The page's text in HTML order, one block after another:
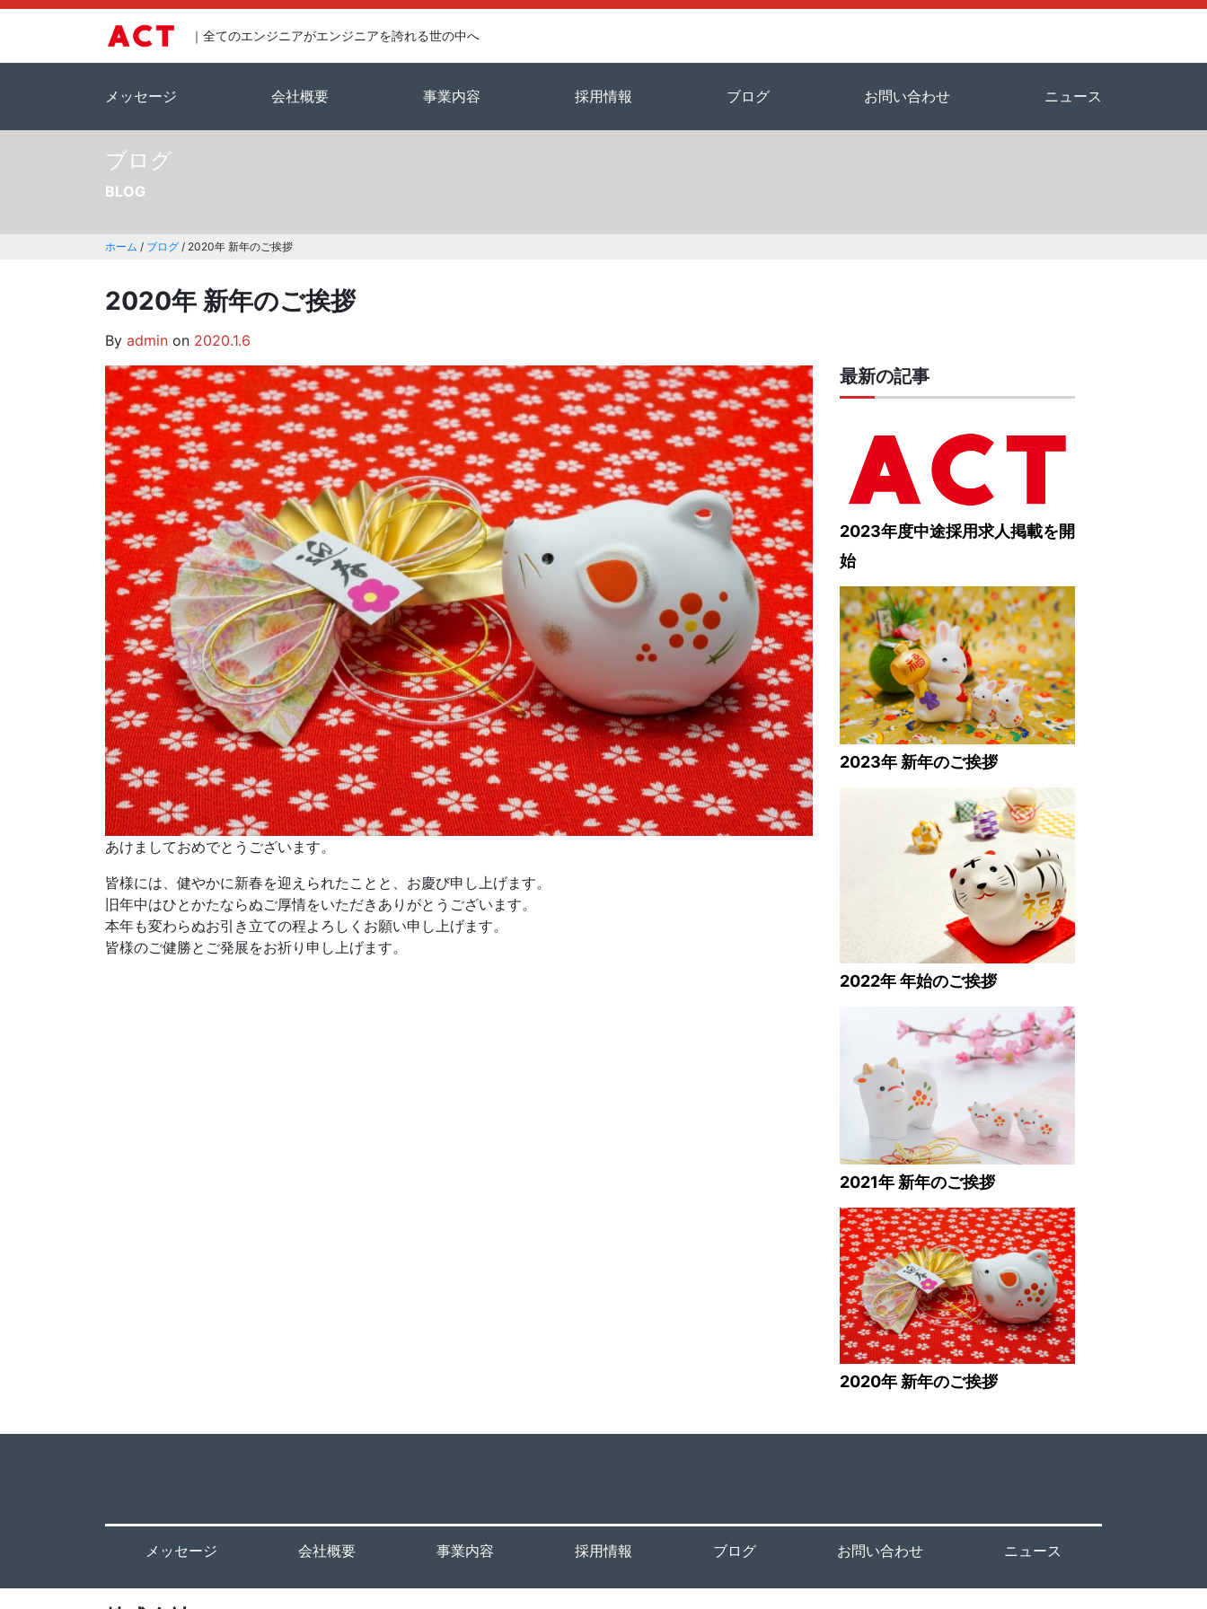
｜全てのエンジニアがエンジニアを誇れる世の中へ
メッセージ 会社概要 事業内容 採用情報 ブログ お問い合わせ ニュース
ブログ
BLOG
ホーム / ブログ / 2020年 新年のご挨拶
2020年 新年のご挨拶
By admin on 2020.1.6
あけましておめでとうございます。
皆様には、健やかに新春を迎えられたことと、お慶び申し上げます。
旧年中はひとかたならぬご厚情をいただきありがとうございます。
本年も変わらぬお引き立ての程よろしくお願い申し上げます。
皆様のご健勝とご発展をお祈り申し上げます。
最新の記事
2023年度中途採用求人掲載を開
始
2023年 新年のご挨拶
2022年 年始のご挨拶
2021年 新年のご挨拶
2020年 新年のご挨拶
メッセージ 会社概要 事業内容 採用情報 ブログ お問い合わせ ニュース